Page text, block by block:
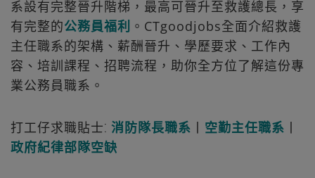
系設有完整晉升階梯，最高可晉升至救護總長，享
有完整的公務員福利 。CTgoodjobs全面介紹救護
主任職系的架構、薪酬晉升、學歷要求、工作內
容、培訓課程、招聘流程，助你全方位了解這份專
業公務員職系。
打工仔求職貼士⁚ 消防隊長職系 丨 空勤主任職系 丨
政府紀律部隊空缺